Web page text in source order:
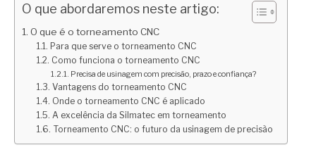
O que abordaremos neste artigo:
O que é o torneamento CNC
Para que serve o torneamento CNC
Como funciona o torneamento CNC
Precisa de usinagem com precisão, prazo e confiança?
Vantagens do torneamento CNC
Onde o torneamento CNC é aplicado
A excelência da Silmatec em torneamento
Torneamento CNC: o futuro da usinagem de precisão